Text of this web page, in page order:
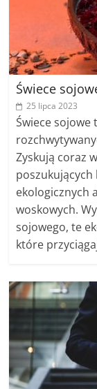
Świece
25 lipca 2023
Świece
Zyskują coraz
ekologicznych
woskowych.
sojowego, te
które